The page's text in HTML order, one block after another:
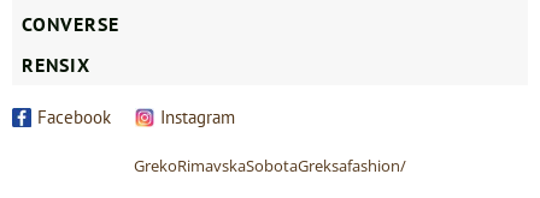
CONVERSE
RENSIX
Facebook Instagram
GrekoRimavskaSobotaGreksafashion/